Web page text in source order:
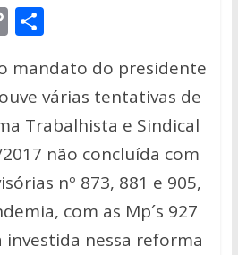
C
p
y
Li
n
k
S
ar
e
mandato do presidente
várias tentativas de
Trabalhista e Sindical
não concluída com
nº 873, 881 e 905,
com as Mp´s 927
investida nessa reforma